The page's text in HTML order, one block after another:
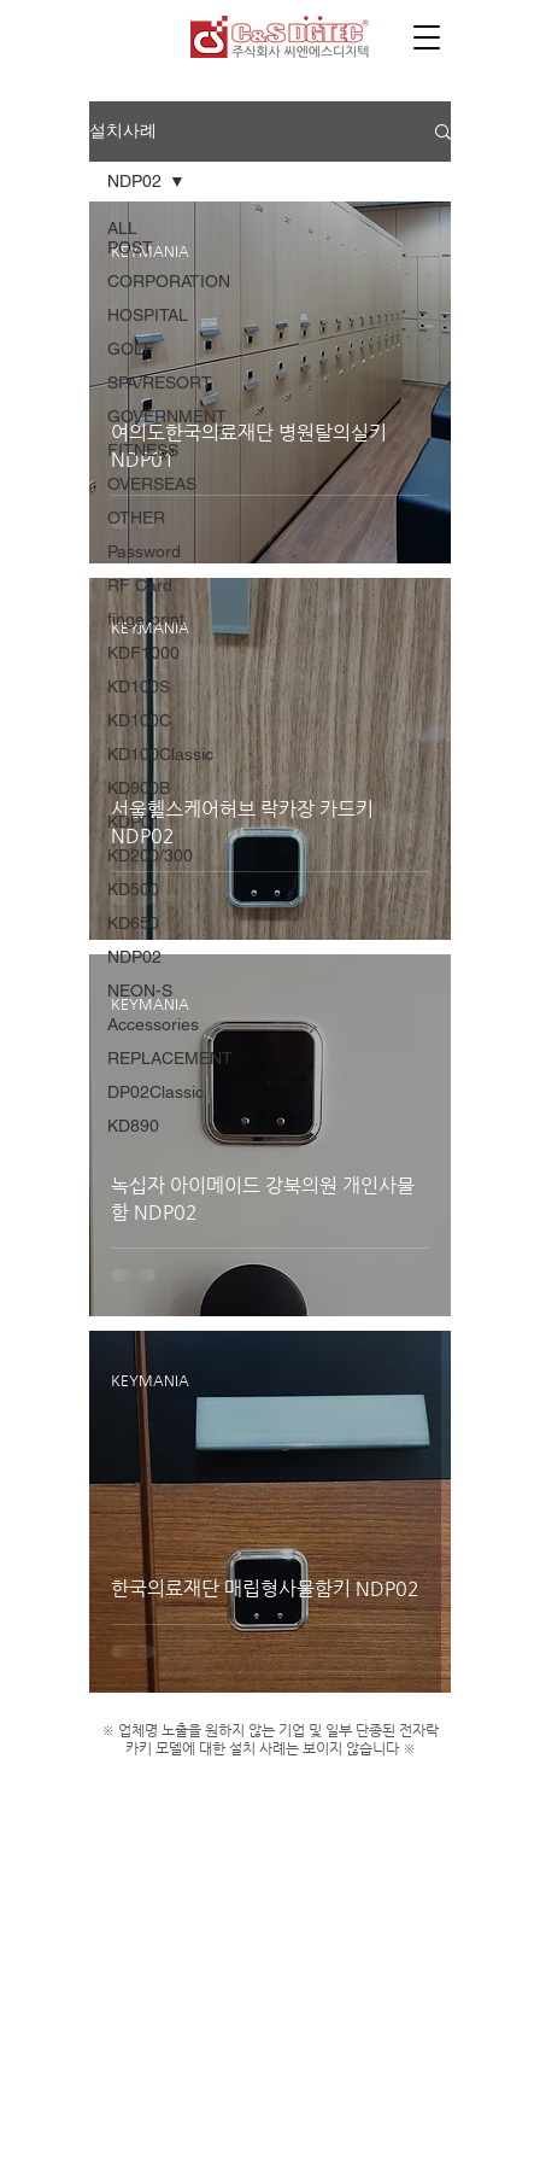
설치사례
ALL
POST
CORPORATION
HOSPITAL
GOLF
SPA/RESORT
GOVERNMENT
FITNESS
OVERSEAS
OTHER
Password
RF Card
fingerprint
KDF1000
KD100S
KD100C
KD100Classic
KD900B
KDP01
KD200/300
KD500
KD650
NDP02
NEON-S
Accessories
REPLACEMENT
DP02Classic
KD890
NDP02
여의도한국의료재단 병원탈의실키
NDP01
KEYMANIA
서울헬스케어허브 락카장 카드키
NDP02
KEYMANIA
녹십자 아이메이드 강북의원 개인사물
함 NDP02
KEYMANIA
한국의료재단 매립형사물함키 NDP02
KEYMANIA
※ 업체명 노출을 원하지 않는 기업 및 일부 단종된 전자락
카키 모델에 대한 설치 사례는 보이지 않습니다 ※